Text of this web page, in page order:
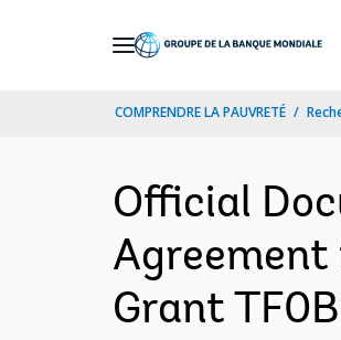
COMPRENDRE LA PAUVRETÉ
Official
Agreement
Grant